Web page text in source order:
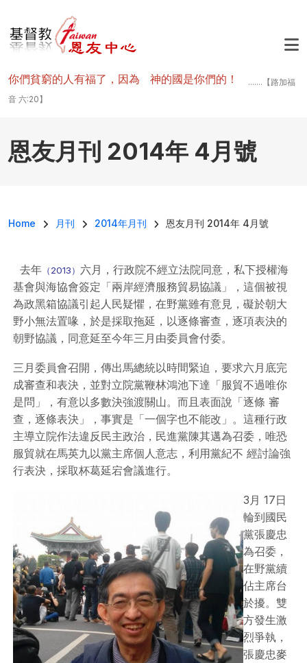
你們貧窮的人有福了，因為 神的國是你們的！
.......【路加福
音 六:20】
恩友月刊 2014年 4月號
導航連結
Home 月刊 2014年月刊 恩友月刊 2014年 4月號
去年 （2013） 六月，行政院不經立法院同意，私下授權海
基會與海協會簽定「兩岸經濟服務貿易協議」，這個被視
為政黑箱協議引起人民疑懼，在野黨雖有意見，礙於朝大
野小無法置喙，於是採取拖延，以逐條審查，逐項表決的
朝野協議，同意延至今年三月由委員會付委。
三月委員會召開，傳出馬總統以時間緊迫，要求六月底完
成審查和表決，並對立院黨鞭林鴻池下達「服貿不過唯你
是問」，有意以多數決強渡關山。而且表面說「逐條 審
查，逐條表決」，事實是「一個字也不能改」。這種行政
主導立院作法違反民主政治，民進黨陳其邁為召委，唯恐
服貿就在馬英九以黨主席個人意志，利用黨紀不 經討論強
行表決，採取杯葛延宕會議進行。
3月 17日
輪到國民
黨張慶忠
為召委，
在野黨續
佔主席台
於擾。雙
方發生激
烈爭執，
張慶忠麥